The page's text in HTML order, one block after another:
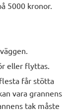
5000 kronor.
eller flyttas.
får stötta
vara grannens
tak måste